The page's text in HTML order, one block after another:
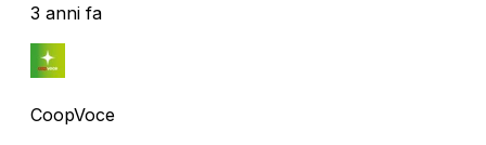
3 anni fa
CoopVoce